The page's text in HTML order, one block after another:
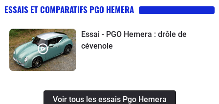
ESSAIS ET COMPARATIFS PGO HEMERA
Essai - PGO Hemera : drôle de
cévenole
Voir tous les essais Pgo Hemera